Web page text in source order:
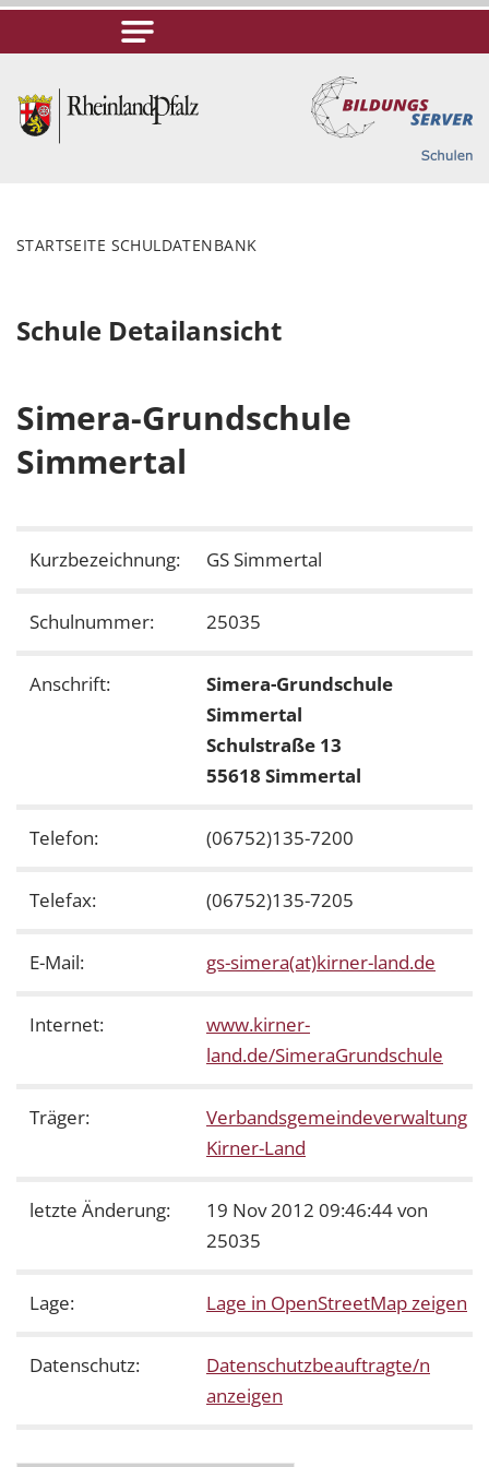
STARTSEITE SCHULDATENBANK
Schule Detailansicht
Simera-Grundschule
Simmertal
Kurzbezeichnung: GS Simmertal
Schulnummer: 25035
Anschrift:
Simera-Grundschule
Simmertal
Schulstraße 13
55618 Simmertal
Telefon: (06752)135-7200
Telefax: (06752)135-7205
E-Mail: gs-simera(at)kirner-land.de
Internet:
www.kirner-
land.de/SimeraGrundschule
Träger:
Verbandsgemeindeverwaltung
Kirner-Land
letzte Änderung:
19 Nov 2012 09:46:44 von
25035
Lage: Lage in OpenStreetMap zeigen
Datenschutz:
Datenschutzbeauftragte/n
anzeigen